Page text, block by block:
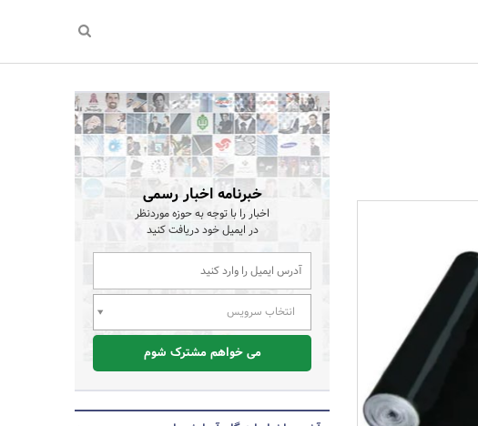
خبرنامه اخبار رسمی
اخبار را با توجه به حوزه موردنظر
در ایمیل خود دریافت کنید
انتخاب سرویس
می خواهم مشترک شوم